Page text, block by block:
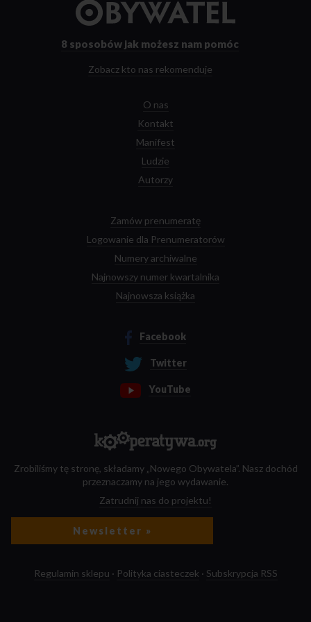
strony
8 sposobów jak możesz nam pomóc
Zobacz kto nas rekomenduje
O nas
Kontakt
Manifest
Ludzie
Autorzy
Zamów prenumeratę
Logowanie dla Prenumeratorów
Numery archiwalne
Najnowszy numer kwartalnika
Najnowsza książka
Facebook
Twitter
YouTube
Zrobiliśmy tę stronę, składamy „Nowego Obywatela”. Nasz dochód
przeznaczamy na jego wydawanie.
Zatrudnij nas do projektu!
Newsletter »
Regulamin sklepu · Polityka ciasteczek · Subskrypcja RSS